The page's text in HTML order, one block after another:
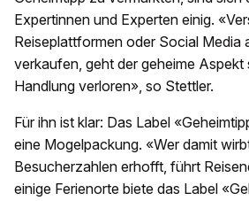
Expertinnen und Experten einig.
Reiseplattformen oder Social Media
verkaufen, geht der geheime Aspekt
Handlung verloren», so Stettler.
Für ihn ist klar: Das Label
eine Mogelpackung. «Wer damit
Besucherzahlen erhofft, führt
einige Ferienorte biete das Label